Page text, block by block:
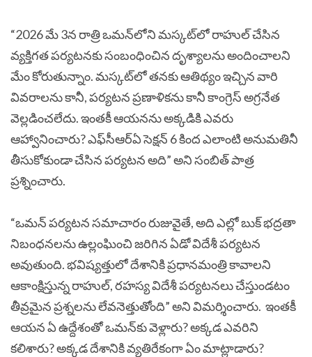
“2026 మే 3న రాత్రి ఒమన్‌లోని మస్కట్‌లో రాహుల్ చేసిన
వ్యక్తిగత పర్యటనకు సంబంధించిన దృశ్యాలను అందించాలని
మేం కోరుతున్నాం. మస్కట్‌లో తనకు ఆతిథ్యం ఇచ్చిన వారి
వివరాలను కానీ, పర్యటన ప్రణాళికను కానీ కాంగ్రెస్ అగ్రనేత
వెల్లడించలేదు. ఇంతకీ ఆయనను అక్కడికి ఎవరు
ఆహ్వానించారు? ఎఫ్‌సీఆర్‌ఏ సెక్షన్ 6 కింద ఎలాంటి అనుమతినీ
తీసుకోకుండా చేసిన పర్యటన అది” అని సంబిత్ పాత్ర
ప్రశ్నించారు.
“ఒమన్‌ పర్యటన సమాచారం రుజువైతే, అది ఎల్లో బుక్ భద్రతా
నిబంధనలను ఉల్లంఘించి జరిగిన ఏడో విదేశీ పర్యటన
అవుతుంది. భవిష్యత్తులో దేశానికి ప్రధానమంత్రి కావాలని
ఆకాంక్షిస్తున్న రాహుల్, రహస్య విదేశీ పర్యటనలు చేస్తుండటం
తీవ్రమైన ప్రశ్నలను లేవనెత్తుతోంది” అని విమర్శించారు. ఇంతకీ
ఆయన ఏ ఉద్దేశంతో ఒమన్‌కు వెళ్లారు? అక్కడ ఎవరిని
కలిశారు? అక్కడ దేశానికి వ్యతిరేకంగా ఏం మాట్లాడారు?